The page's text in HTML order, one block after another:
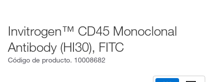
Invitrogen™ CD45 Monoclonal
Antibody (HI30), FITC
Código de producto. 10008682